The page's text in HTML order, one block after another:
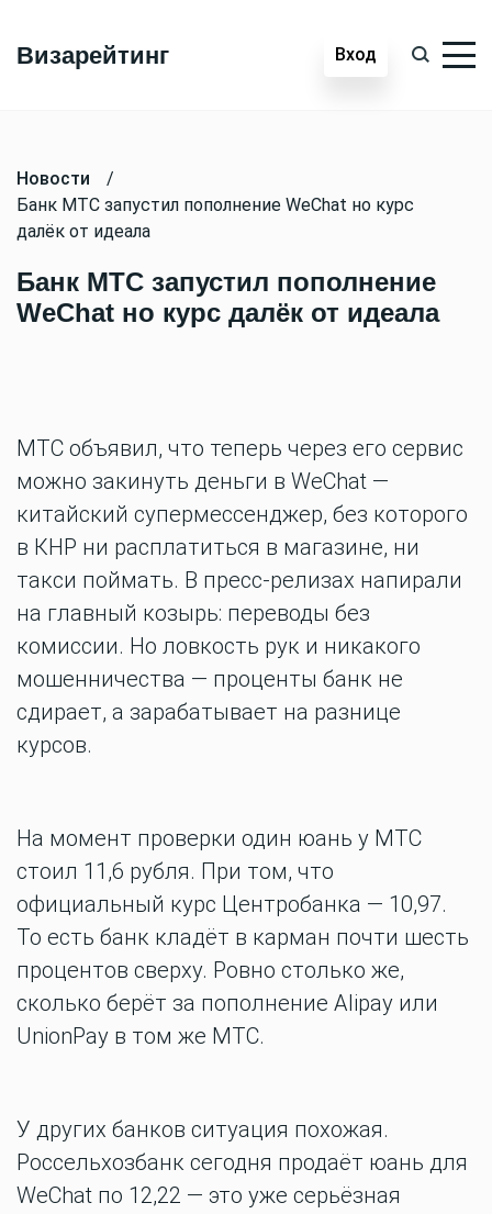
Визарейтинг Вход
Новости
/
Банк МТС запустил пополнение WeChat но курс
далёк от идеала
Банк МТС запустил пополнение
WeChat но курс далёк от идеала
МТС объявил, что теперь через его сервис
можно закинуть деньги в WeChat —
китайский супермессенджер, без которого
в КНР ни расплатиться в магазине, ни
такси поймать. В пресс-релизах напирали
на главный козырь: переводы без
комиссии. Но ловкость рук и никакого
мошенничества — проценты банк не
сдирает, а зарабатывает на разнице
курсов.
На момент проверки один юань у МТС
стоил 11,6 рубля. При том, что
официальный курс Центробанка — 10,97.
То есть банк кладёт в карман почти шесть
процентов сверху. Ровно столько же,
сколько берёт за пополнение Alipay или
UnionPay в том же МТС.
У других банков ситуация похожая.
Россельхозбанк сегодня продаёт юань для
WeChat по 12,22 — это уже серьёзная